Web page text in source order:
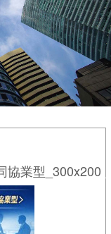
協業型_300x200